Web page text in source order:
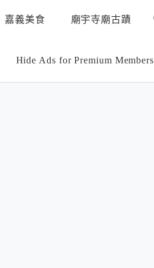
嘉義美食 廟宇寺廟古蹟
Hide Ads for Premium Members